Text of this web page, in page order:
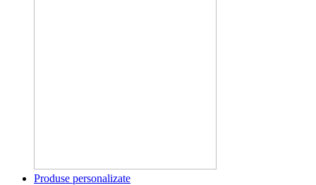
Produse personalizate